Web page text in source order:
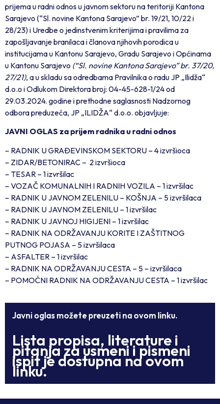
prijema u radni odnos u javnom sektoru na teritoriji Kantona
Sarajevo (“Sl. novine Kantona Sarajevo” br. 19/21, 10/22 i
28/23) i Uredbe o jedinstvenim kriterijima i pravilima za
zapošljavanje branilaca i članova njihovih porodica u
institucijama u Kantonu Sarajevo, Gradu Sarajevo i Općinama
u Kantonu Sarajevo (“Sl. novine Kantona Sarajevo” br. 37/20,
27/21), a u skladu sa odredbama Pravilnika o radu JP „Ilidža“
d.o.o i Odlukom Direktora broj: 04-45-628-1/24 od
29.03.2024. godine i prethodne saglasnosti Nadzornog
odbora preduzeća, JP „ILIDŽA“ d.o.o. objavljuje:
JAVNI OGLAS za prijem radnika u radni odnos
– RADNIK U GRAĐEVINSKOM SEKTORU – 4 izvršioca
– ZIDAR/BETONIRAC – 2 izvršioca
– TESAR – 1 izvršilac
– VOZAČ KOMUNALNIH I RADNIH VOZILA – 1 izvršilac
– RADNIK U JAVNOM ZELENILU – KOŠNJA – 5 izvršilaca
– RADNIK U JAVNOM ZELENILU – 1 izvršilac
– RADNIK U JAVNOJ HIGIJENI – 1 izvršilac
– RADNIK NA ODRŽAVANJU KORITE I ZAŠTITNOG
PUTNOG POJASA – 5 izvršilaca
– ASFALTER – 1 izvršilac
– RADNIK NA ODRŽAVANJU CESTA – 5 – izvršilaca
– POMOĆNI RADNIK NA ODRŽAVANJU CESTA – 1 izvršilac
Javni oglas možete preuzeti na ovom linku.
Lista propisa, literature i
pitanja za usmeni i pismeni
ispit je dostupna na ovom
linku.